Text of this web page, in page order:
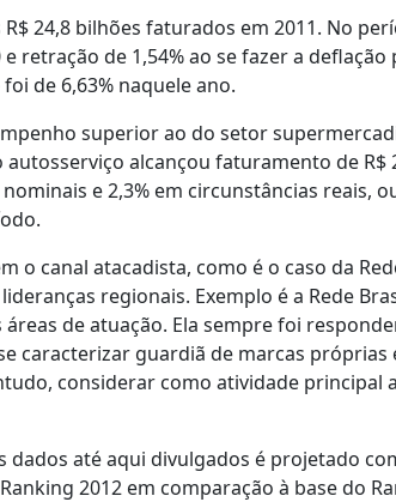
24,8 bilhões faturados em 2011. No
retração de 1,54% ao se fazer a deflação
de 6,63% naquele ano.
superior ao do setor
alcançou faturamento de R$
e 2,3% em circunstâncias reais,
o canal atacadista, como é o caso da
regionais. Exemplo é a Rede
de atuação. Ela sempre foi
caracterizar guardiã de marcas
considerar como atividade principal
até aqui divulgados é projetado
2012 em comparação à base do